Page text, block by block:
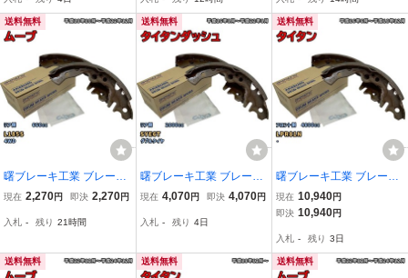
12月
送料無料
曙ブレーキ工業 ブレーキ
シュー リア側 ダイハツ
平成18年10月～平成22年
現在 2,270円 即決 2,270円
入札 - 残り 21時間
送料無料
曙ブレーキ工業 ブレーキ
シュー リア側 マツダ タ
H SYE6T 平成16年8月～
現在 4,070円 即決 4,070円
入札 - 残り 4日
送料無料
曙ブレーキ工業 ブレーキ
シュー フロント側 マツダ
タイタン NN4044H LPR8
年12月
現在 10,940円
即決 10,940円
入札 - 残り 3日
送料無料 送料無料 送料無料